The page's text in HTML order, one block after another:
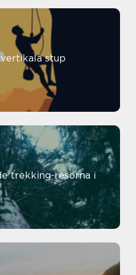
stup
trekking-resorna i